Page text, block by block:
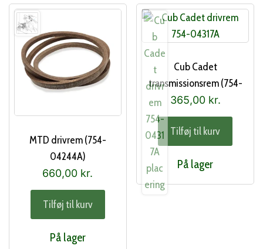
MTD drivrem (754-
04244A)
660,00 kr.
Tilføj til kurv
På lager
Cub Cadet
transmissionsrem (754-
04317A)
365,00 kr.
Tilføj til kurv
På lager